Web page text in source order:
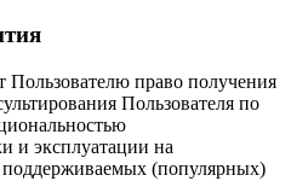
Пользователю право получения
Пользователя по
и эксплуатации на
(популярных)